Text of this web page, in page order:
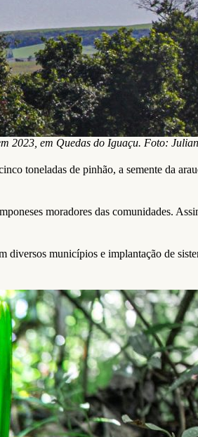
2023, em Quedas do Iguaçu. Foto:
toneladas de pinhão, a semente da
moradores das comunidades.
municípios e implantação de